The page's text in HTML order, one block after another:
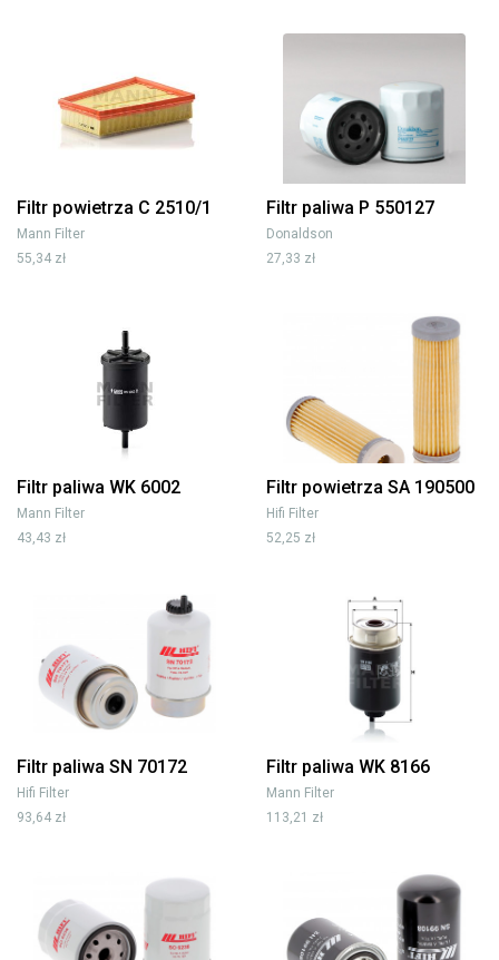
Filtr powietrza C 2510/1
Mann Filter
55,34 zł
Filtr paliwa P 550127
Donaldson
27,33 zł
Filtr paliwa WK 6002
Mann Filter
43,43 zł
Filtr powietrza SA 190500
Hifi Filter
52,25 zł
Filtr paliwa SN 70172
Hifi Filter
93,64 zł
Filtr paliwa WK 8166
Mann Filter
113,21 zł